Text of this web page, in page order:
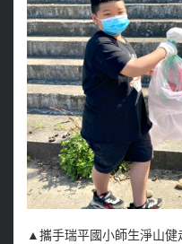
▲攜手瑞平國小師生淨山健